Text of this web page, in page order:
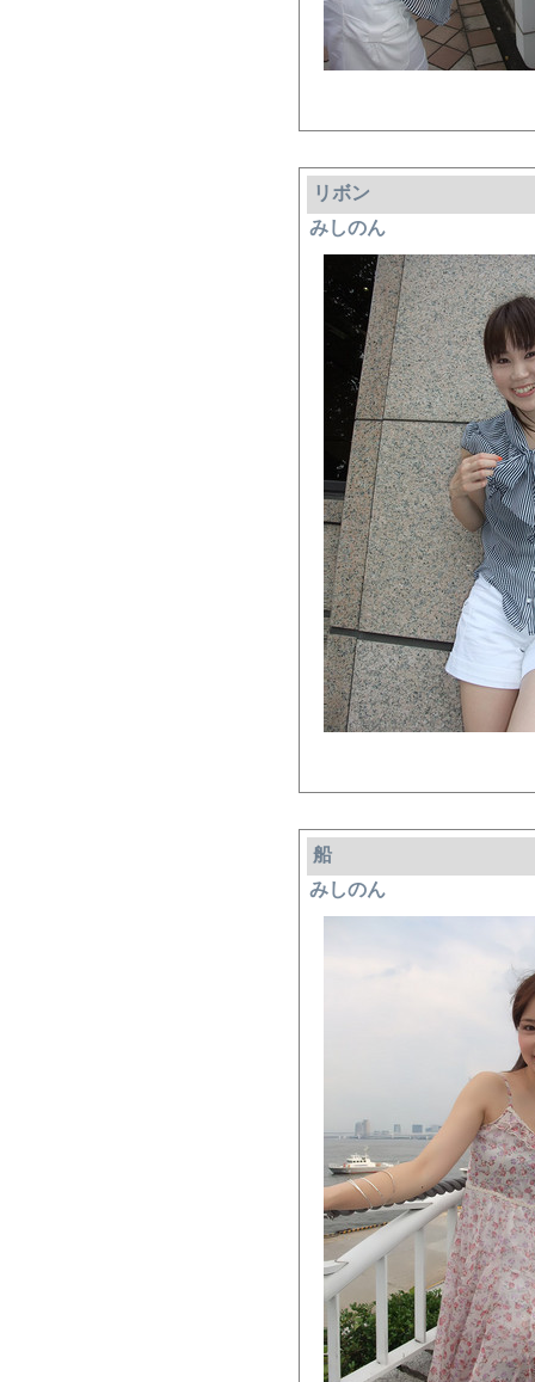
リボン
みしのん
船
みしのん